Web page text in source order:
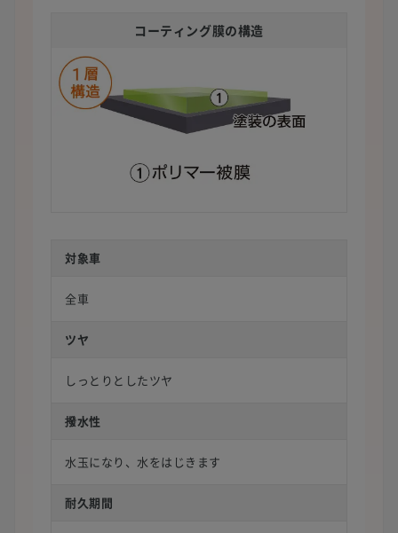
コーティング膜の構造
対象車
全車
ツヤ
しっとりとしたツヤ
撥水性
水玉になり、水をはじきます
耐久期間